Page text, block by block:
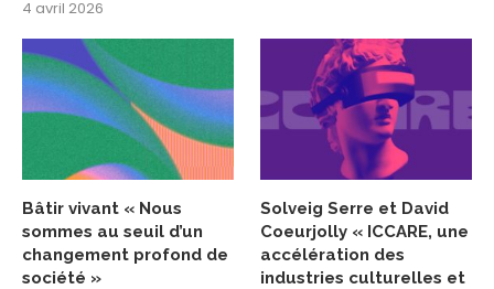
4 avril 2026
Bâtir vivant « Nous
sommes au seuil d’un
changement profond de
société »
Solveig Serre et David
Coeurjolly « ICCARE, une
accélération des
industries culturelles et